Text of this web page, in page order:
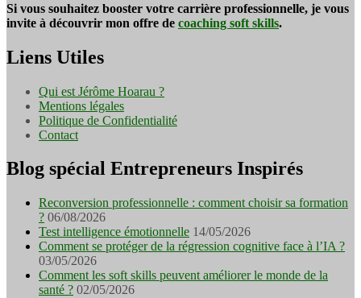
Si vous souhaitez booster votre carrière professionnelle, je vous
invite à découvrir mon offre de coaching soft skills.
Liens Utiles
Qui est Jérôme Hoarau ?
Mentions légales
Politique de Confidentialité
Contact
Blog spécial Entrepreneurs Inspirés
Reconversion professionnelle : comment choisir sa formation
? 06/08/2026
Test intelligence émotionnelle 14/05/2026
Comment se protéger de la régression cognitive face à l’IA ?
03/05/2026
Comment les soft skills peuvent améliorer le monde de la
santé ? 02/05/2026